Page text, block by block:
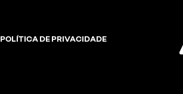
POLÍTICA DE PRIVACIDADE